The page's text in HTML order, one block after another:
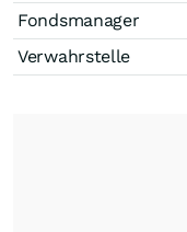
Fondsmanager
Verwahrstelle